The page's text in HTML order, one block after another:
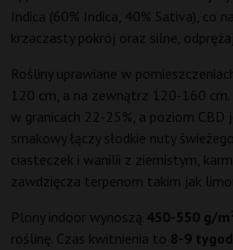
Indica (60% Indica, 40% Sativa), co
krzaczasty pokrój oraz silne,
Rośliny uprawiane w
120 cm, a na zewnątrz 120-160
w granicach 22-25%, a poziom CBD
smakowy łączy słodkie nuty
ciasteczek i wanilii z ziemistym,
zawdzięcza terpenom takim jak
Plony indoor wynoszą 450-550 g/
roślinę. Czas kwitnienia to 8-9